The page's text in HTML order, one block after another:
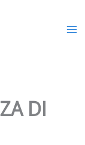
DI